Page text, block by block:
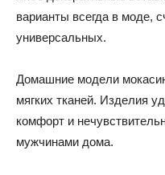
варианты всегда в моде,
универсальных.
Домашние модели
мягких тканей. Изделия
комфорт и
мужчинами дома.